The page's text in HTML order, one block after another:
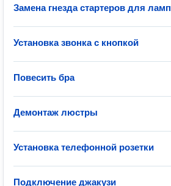
Замена гнезда стартеров для ламп
Установка звонка с кнопкой
Повесить бра
Демонтаж люстры
Установка телефонной розетки
Подключение джакузи